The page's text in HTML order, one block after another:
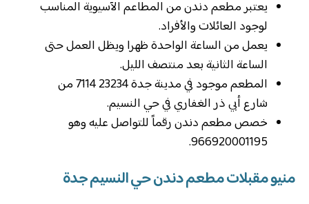
يعتبر مطعم دندن من المطاعم الآسيوية المناسب
لوجود العائلات والأفراد.
يعمل من الساعة الواحدة ظهرا ويظل العمل حتى
الساعة الثانية بعد منتصف الليل.
المطعم موجود في مدينة جدة 23234 7114 من
شارع أبي ذر الغفاري في حي النسيم.
خصص مطعم دندن رقماً للتواصل عليه وهو
966920001195.
منيو مقبلات مطعم دندن حي النسيم جدة